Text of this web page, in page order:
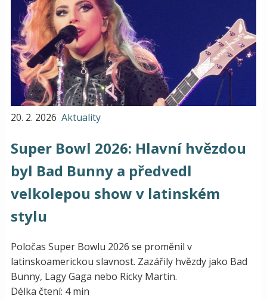
20. 2. 2026 Aktuality
Super Bowl 2026: Hlavní hvězdou
byl Bad Bunny a předvedl
velkolepou show v latinském
stylu
Poločas Super Bowlu 2026 se proměnil v
latinskoamerickou slavnost. Zazářily hvězdy jako Bad
Bunny, Lagy Gaga nebo Ricky Martin.
Délka čtení: 4 min